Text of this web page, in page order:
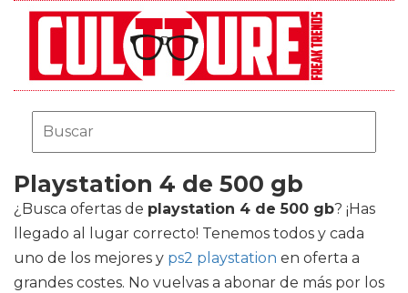
Playstation 4 de 500 gb
¿Busca ofertas de playstation 4 de 500 gb? ¡Has
llegado al lugar correcto! Tenemos todos y cada
uno de los mejores y ps2 playstation en oferta a
grandes costes. No vuelvas a abonar de más por los